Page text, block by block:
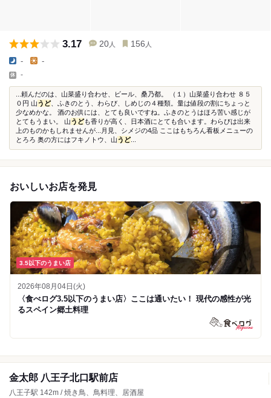
3.17 20 人 156 人
- -
-
...頼んだのは、山菜盛り合わせ、ビール、桑乃都。 （１）山菜盛り合わせ ８５
０円 山うど、ふきのとう、わらび、しめじの４種類。量は値段の割にちょっと
少なめかな。 酒のお供には、とても良いですね。ふきのとうはほろ苦い感じが
とてもうまい。 山うども香りが高く、日本酒にとても合います。わらびは出来
上のものかもしれませんが...月見、シメジの4品 ここはもちろん看板メニューの
とろろ 奥の方にはフキノトウ、山うど...
おいしいお店を発見
3.5以下のうまい店
2026年08月04日(火)
〈食べログ3.5以下のうまい店〉ここは通いたい！ 現代の感性が光
るスペイン郷土料理
金太郎 八王子北口駅前店
八王子駅 142m / 焼き鳥、鳥料理、居酒屋